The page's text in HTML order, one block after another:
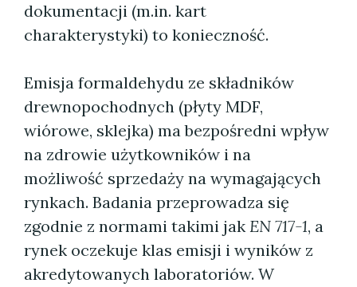
dokumentacji (m.in. kart
charakterystyki) to konieczność.
Emisja formaldehydu ze składników
drewnopochodnych (płyty MDF,
wiórowe, sklejka) ma bezpośredni wpływ
na zdrowie użytkowników i na
możliwość sprzedaży na wymagających
rynkach. Badania przeprowadza się
zgodnie z normami takimi jak EN 717-1, a
rynek oczekuje klas emisji i wyników z
akredytowanych laboratoriów. W